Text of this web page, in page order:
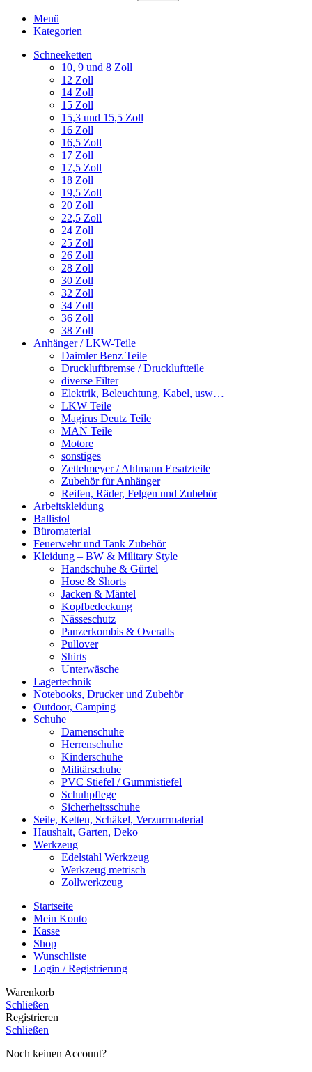
Menü
Kategorien
Schneeketten
10, 9 und 8 Zoll
12 Zoll
14 Zoll
15 Zoll
15,3 und 15,5 Zoll
16 Zoll
16,5 Zoll
17 Zoll
17,5 Zoll
18 Zoll
19,5 Zoll
20 Zoll
22,5 Zoll
24 Zoll
25 Zoll
26 Zoll
28 Zoll
30 Zoll
32 Zoll
34 Zoll
36 Zoll
38 Zoll
Anhänger / LKW-Teile
Daimler Benz Teile
Druckluftbremse / Druckluftteile
diverse Filter
Elektrik, Beleuchtung, Kabel, usw…
LKW Teile
Magirus Deutz Teile
MAN Teile
Motore
sonstiges
Zettelmeyer / Ahlmann Ersatzteile
Zubehör für Anhänger
Reifen, Räder, Felgen und Zubehör
Arbeitskleidung
Ballistol
Büromaterial
Feuerwehr und Tank Zubehör
Kleidung – BW & Military Style
Handschuhe & Gürtel
Hose & Shorts
Jacken & Mäntel
Kopfbedeckung
Nässeschutz
Panzerkombis & Overalls
Pullover
Shirts
Unterwäsche
Lagertechnik
Notebooks, Drucker und Zubehör
Outdoor, Camping
Schuhe
Damenschuhe
Herrenschuhe
Kinderschuhe
Militärschuhe
PVC Stiefel / Gummistiefel
Schuhpflege
Sicherheitsschuhe
Seile, Ketten, Schäkel, Verzurrmaterial
Haushalt, Garten, Deko
Werkzeug
Edelstahl Werkzeug
Werkzeug metrisch
Zollwerkzeug
Startseite
Mein Konto
Kasse
Shop
Wunschliste
Login / Registrierung
Warenkorb
Schließen
Registrieren
Schließen
Noch keinen Account?